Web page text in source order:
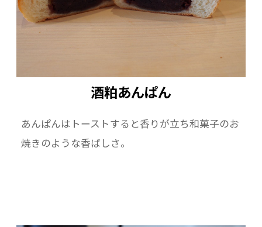
酒粕あんぱん
あんぱんはトーストすると香りが立ち和菓子のお
焼きのような香ばしさ。